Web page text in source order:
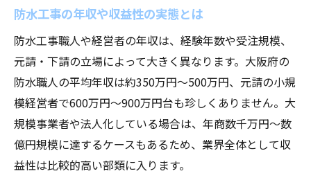
防水工事の年収や収益性の実態とは
防水工事職人や経営者の年収は、経験年数や受注規模、
元請・下請の立場によって大きく異なります。大阪府の
防水職人の平均年収は約350万円～500万円、元請の小規
模経営者で600万円～900万円台も珍しくありません。大
規模事業者や法人化している場合は、年商数千万円～数
億円規模に達するケースもあるため、業界全体として収
益性は比較的高い部類に入ります。